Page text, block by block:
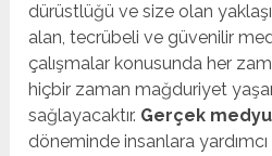
dürüstlüğü ve size olan
alan, tecrübeli ve güvenilir
çalışmalar konusunda her
hiçbir zaman mağduriyet
sağlayacaktır. Gerçek
döneminde insanlara